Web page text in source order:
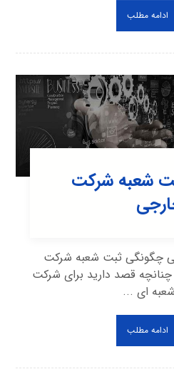
ادامه مطلب
شعبه شرکت
چگونگی ثبت شعبه شرکت
قصد دارید برای شرکت
ای ...
ادامه مطلب